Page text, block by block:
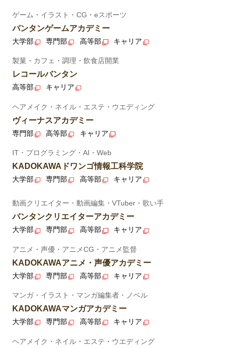
ゲーム・イラスト・CG・eスポーツ
バンタンゲームアカデミー
大学部 専門部 高等部 キャリア
製菓・カフェ・調理・飲食店開業
レコールバンタン
高等部 キャリア
ヘアメイク・ネイル・エステ・ウエディング
ヴィーナスアカデミー
専門部 高等部 キャリア
IT・プログラミング・AI・Web
KADOKAWAドワンゴ情報工科学院
大学部 専門部 高等部 キャリア
動画クリエイター・動画編集・VTuber・歌い手
バンタンクリエイターアカデミー
大学部 専門部 高等部 キャリア
アニメ・声優・アニメCG・アニメ監督
KADOKAWAアニメ・声優アカデミー
大学部 専門部 高等部 キャリア
マンガ・イラスト・マンガ編集者・ノベル
KADOKAWAマンガアカデミー
大学部 専門部 高等部 キャリア
ヘアメイク・ネイル・エステ・ウエディング